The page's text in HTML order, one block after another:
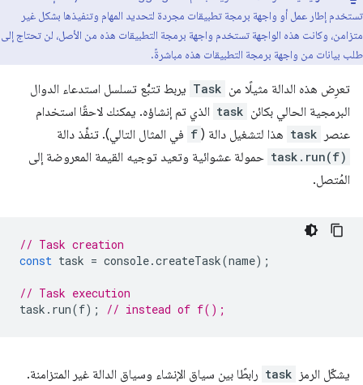
تستخدم إطار عمل أو واجهة برمجة تطبيقات مجردة لتحديد المهام وتنفيذها بشكل غير
متزامن، وكانت هذه الواجهة تستخدم واجهة برمجة التطبيقات هذه من الأصل، لن تحتاج إلى
طلب بيانات من واجهة برمجة التطبيقات هذه مباشرةً.
تعرِض هذه الدالة مثيلًا من Task يربط تتبُّع تسلسل استدعاء الدوال
البرمجية الحالي بكائن task الذي تم إنشاؤه. يمكنك لاحقًا استخدام
عنصر
task هذا لتشغيل دالة ( f في المثال التالي). تنفِّذ دالة
task.run(f) حمولة عشوائية وتعيد توجيه القيمة المعروضة إلى
المُتصل.
// Task creation
const task = console.createTask(name);
// Task execution
task . run(f); // instead of f();
يشكّل الرمز task رابطًا بين سياق الإنشاء وسياق الدالة غير المتزامنة.